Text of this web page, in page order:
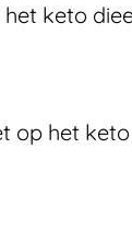
keto
op het